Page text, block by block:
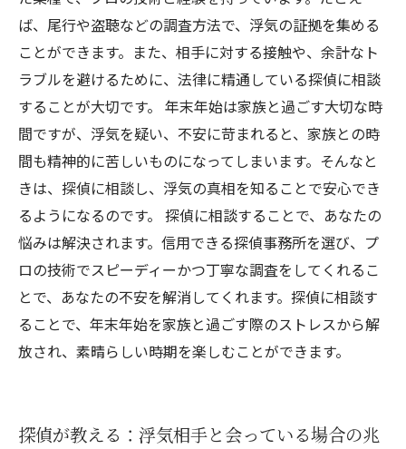
ば、尾行や盗聴などの調査方法で、浮気の証拠を集める
ことができます。また、相手に対する接触や、余計なト
ラブルを避けるために、法律に精通している探偵に相談
することが大切です。 年末年始は家族と過ごす大切な時
間ですが、浮気を疑い、不安に苛まれると、家族との時
間も精神的に苦しいものになってしまいます。そんなと
きは、探偵に相談し、浮気の真相を知ることで安心でき
るようになるのです。 探偵に相談することで、あなたの
悩みは解決されます。信用できる探偵事務所を選び、プ
ロの技術でスピーディーかつ丁寧な調査をしてくれるこ
とで、あなたの不安を解消してくれます。探偵に相談す
ることで、年末年始を家族と過ごす際のストレスから解
放され、素晴らしい時期を楽しむことができます。
探偵が教える：浮気相手と会っている場合の兆